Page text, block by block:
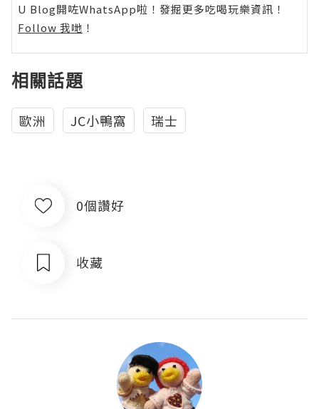
U Blog開咗WhatsApp啦！發掘更多吃喝玩樂資訊！
Follow 我哋 ！
相關話題
歐洲 JC小鴨窩 瑞士
0個讚好
收藏